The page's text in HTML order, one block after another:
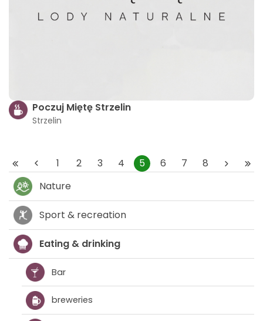
Poczuj Miętę Strzelin
Strzelin
1 2 3 4 5 6 7
8
Nature
Sport & recreation
Eating & drinking
Bar
breweries